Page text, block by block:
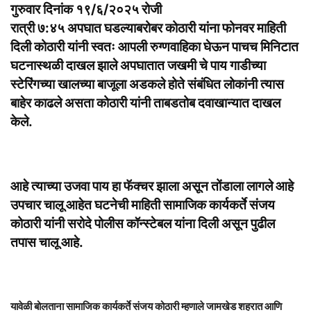
गुरुवार दिनांक १९/६/२०२५ रोजी
रात्री ७:४५ अपघात घडल्याबरोबर कोठारी यांना फोनवर माहिती
दिली कोठारी यांनी स्वतः आपली रुग्णवाहिका घेऊन पाचच मिनिटात
घटनास्थळी दाखल झाले अपघातात जखमी चे पाय गाडीच्या
स्टेरिंगच्या खालच्या बाजूला अडकले होते संबंधित लोकांनी त्यास
बाहेर काढले असता कोठारी यांनी ताबडतोब दवाखान्यात दाखल
केले.
आहे त्याच्या उजवा पाय हा फॅक्चर झाला असून तोंडाला लागले आहे
उपचार चालू आहेत घटनेची माहिती सामाजिक कार्यकर्ते संजय
कोठारी यांनी सरोदे पोलीस कॉन्स्टेबल यांना दिली असून पुढील
तपास चालू आहे.
यावेळी बोलताना सामाजिक कार्यकर्ते संजय कोठारी म्हणाले जामखेड शहरात आणि